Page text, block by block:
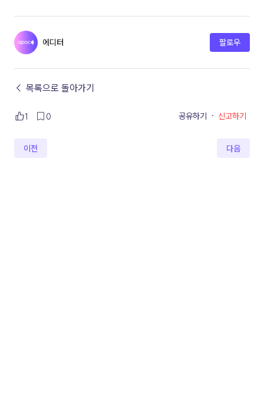
에디터 팔로우
← 목록으로 돌아가기
1 0 공유하기 · 신고하기
이전 다음